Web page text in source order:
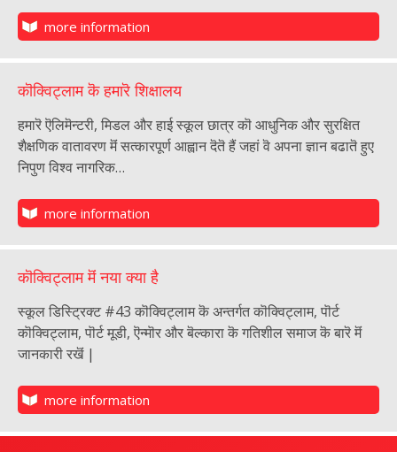
more information
कॊक्विट्लाम कॆ हमारॆ शिक्षालय‌
हमारॆ ऎलिमॆन्टरी, मिडल और हाई स्कूल छात्र कॊ आधुनिक और सुरक्षित
शैक्षणिक वातावरण मॆं सत्कारपूर्ण आह्वान दॆतॆ हैं जहां वॆ अपना ज्ञान बढातॆ हुए
निपुण विश्व नागरिक…
more information
कॊक्विट्लाम मॆं न‌या क्या है
स्कूल डिस्ट्रिक्ट #43 कॊक्विट्लाम कॆ अन्तर्गत कॊक्विट्लाम, पॊर्ट
कॊक्विट्लाम, पॊर्ट मूडी, ऎन्मॊर और बॆल्कारा कॆ गतिशील समाज कॆ बारॆ मॆं
जानकारी रखॆं |
more information